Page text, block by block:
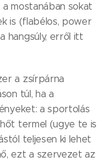
mostanában sokat
is (flabélos, power
hangsúly, erről itt
a zsírpárna
túl, ha a
a sportolás
hőt termel (ugye te is
teljesen ki lehet
ezt a szervezet az